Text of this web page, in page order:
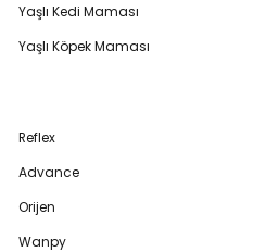
Yaşlı Kedi Maması
Yaşlı Köpek Maması
Reflex
Advance
Orijen
Wanpy